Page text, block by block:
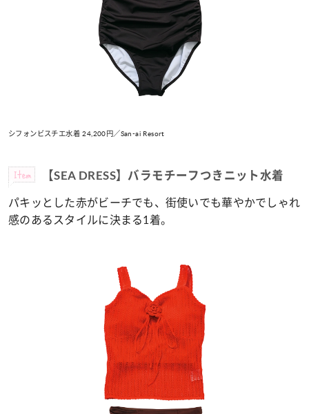
シフォンビスチエ水着 24,200円／San-ai Resort
Item 【SEA DRESS】バラモチーフつきニット水着
パキッとした赤がビーチでも、街使いでも華やかでしゃれ
感のあるスタイルに決まる1着。